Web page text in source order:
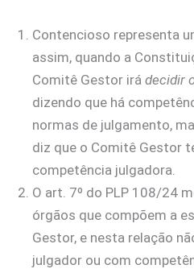
Contencioso representa
assim, quando a
Comitê Gestor irá decidir
dizendo que há
normas de julgamento,
diz que o Comitê Gestor
competência julgadora.
O art. 7º do PLP 108/24
órgãos que compõem a
Gestor, e nesta relação
julgador ou com